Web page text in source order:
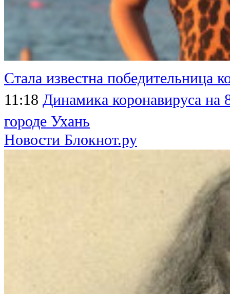
Стала известна победительница
11:18 Динамика коронавируса на
городе Ухань
Новости Блокнот.ру